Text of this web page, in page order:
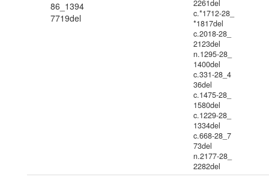
86_1394
7719del
2261del
c.*1712-28_
*1817del
c.2018-28_
2123del
n.1295-28_
1400del
c.331-28_4
36del
c.1475-28_
1580del
c.1229-28_
1334del
c.668-28_7
73del
n.2177-28_
2282del